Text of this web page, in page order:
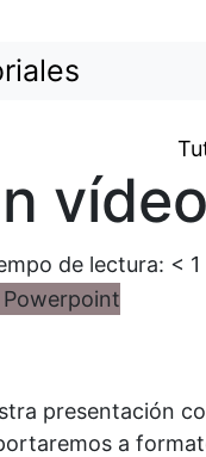
de lectura: < 1
presentación
a